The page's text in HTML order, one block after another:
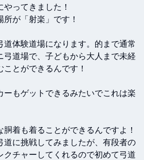
ってきました！
が「射楽」です！
道体験道場になります。的まで通常
弓道場で、子どもから大人まで未経
とができるんです！
ーもゲットできるみたいでこれは楽
胴着も着ることができるんですよ！
道に挑戦してみましたが、有段者の
クチャーしてくれるので初めて弓道